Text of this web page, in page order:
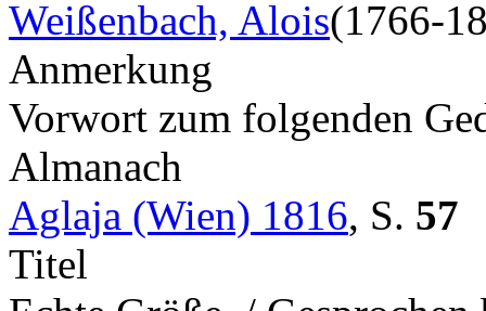
Weißenbach, Alois(1766-
Anmerkung
Vorwort zum folgenden
Almanach
Aglaja (Wien) 1816, S. 57
Titel